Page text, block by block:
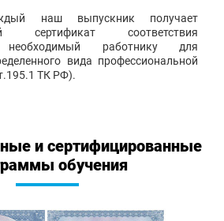
наш выпускник получает
сертификат соответствия
необходимый работнику для
вида профессиональной
ТК РФ).
и сертифицированные
обучения